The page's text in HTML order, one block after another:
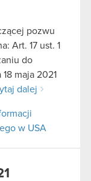
pozwu
Art. 17 ust. 1
do
maja 2021
dalej
w USA